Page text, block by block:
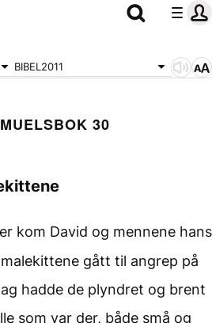
BIBEL2011
30
kom David og mennene hans
gått til angrep på
hadde de plyndret og brent
som var der, både små og